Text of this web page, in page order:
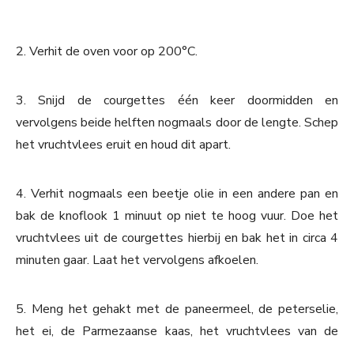
2. Verhit de oven voor op 200°C.
3. Snijd de courgettes één keer doormidden en
vervolgens beide helften nogmaals door de lengte. Schep
het vruchtvlees eruit en houd dit apart.
4. Verhit nogmaals een beetje olie in een andere pan en
bak de knoflook 1 minuut op niet te hoog vuur. Doe het
vruchtvlees uit de courgettes hierbij en bak het in circa 4
minuten gaar. Laat het vervolgens afkoelen.
5. Meng het gehakt met de paneermeel, de peterselie,
het ei, de Parmezaanse kaas, het vruchtvlees van de